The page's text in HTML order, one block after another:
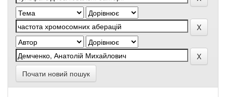
Почати новий пошук